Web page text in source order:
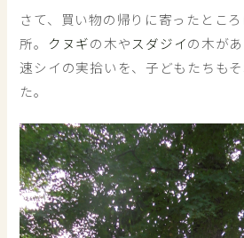
さて、買い物の帰りに寄ったとこ
所。 クヌギの木やスダジイの木が
速シイの実拾いを、子どもたちも
た。